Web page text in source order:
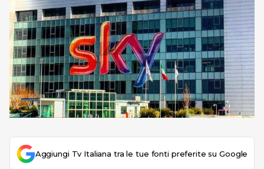
Aggiungi Tv Italiana tra le tue fonti preferite su Google